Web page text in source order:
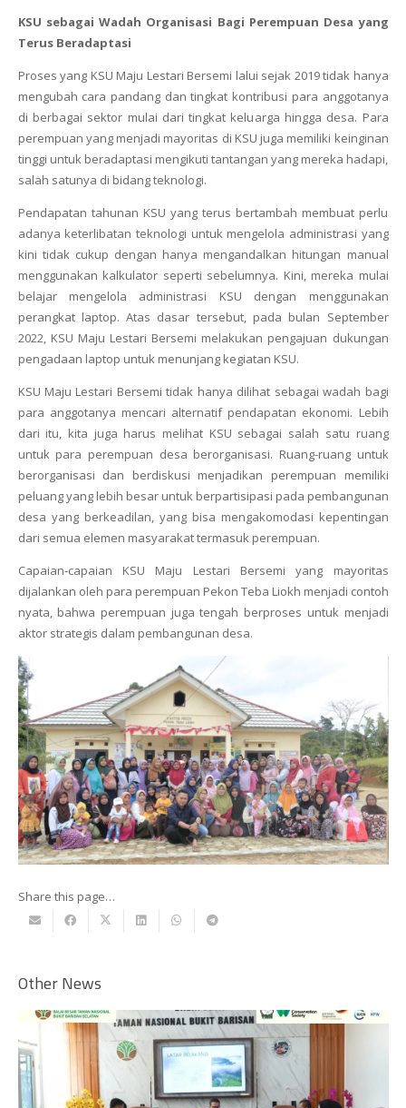
KSU sebagai Wadah Organisasi Bagi Perempuan Desa yang
Terus Beradaptasi
Proses yang KSU Maju Lestari Bersemi lalui sejak 2019 tidak hanya
mengubah cara pandang dan tingkat kontribusi para anggotanya
di berbagai sektor mulai dari tingkat keluarga hingga desa. Para
perempuan yang menjadi mayoritas di KSU juga memiliki keinginan
tinggi untuk beradaptasi mengikuti tantangan yang mereka hadapi,
salah satunya di bidang teknologi.
Pendapatan tahunan KSU yang terus bertambah membuat perlu
adanya keterlibatan teknologi untuk mengelola administrasi yang
kini tidak cukup dengan hanya mengandalkan hitungan manual
menggunakan kalkulator seperti sebelumnya. Kini, mereka mulai
belajar mengelola administrasi KSU dengan menggunakan
perangkat laptop. Atas dasar tersebut, pada bulan September
2022, KSU Maju Lestari Bersemi melakukan pengajuan dukungan
pengadaan laptop untuk menunjang kegiatan KSU.
KSU Maju Lestari Bersemi tidak hanya dilihat sebagai wadah bagi
para anggotanya mencari alternatif pendapatan ekonomi. Lebih
dari itu, kita juga harus melihat KSU sebagai salah satu ruang
untuk para perempuan desa berorganisasi. Ruang-ruang untuk
berorganisasi dan berdiskusi menjadikan perempuan memiliki
peluang yang lebih besar untuk berpartisipasi pada pembangunan
desa yang berkeadilan, yang bisa mengakomodasi kepentingan
dari semua elemen masyarakat termasuk perempuan.
Capaian-capaian KSU Maju Lestari Bersemi yang mayoritas
dijalankan oleh para perempuan Pekon Teba Liokh menjadi contoh
nyata, bahwa perempuan juga tengah berproses untuk menjadi
aktor strategis dalam pembangunan desa.
Share this page…
Other News